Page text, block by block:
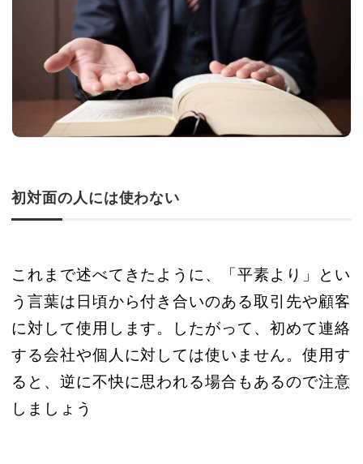
初対面の人には使わない
これまで述べてきたように、「平素より」とい
う言葉は日頃から付き合いのある取引先や顧客
に対して使用します。したがって、初めて連絡
する会社や個人に対しては使いません。使用す
ると、逆に不快に思われる場合もあるので注意
しましょう